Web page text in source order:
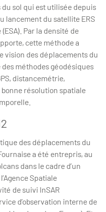
sol qui est utilisée depuis
lancement du satellite ERS
Par la densité de
cette méthode a
des déplacements du
méthodes géodésiques
distancemétrie,
résolution spatiale
des déplacements du
a été entrepris, au
dans le cadre d’un
Spatiale
de suivi InSAR
d’observation interne de